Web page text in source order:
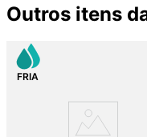
Outros itens